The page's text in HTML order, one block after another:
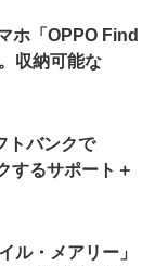
ホ「OPPO Find
収納可能な
トバンクで
するサポート＋
ル・メアリー」